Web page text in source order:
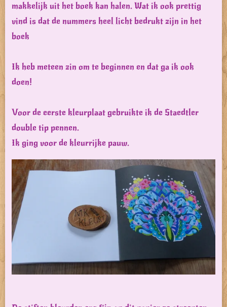
makkelijk uit het boek kan halen. Wat ik ook prettig
vind is dat de nummers heel licht bedrukt zijn in het
boek
Ik heb meteen zin om te beginnen en dat ga ik ook
doen!
Voor de eerste kleurplaat gebruikte ik de Staedtler
double tip pennen.
Ik ging voor de kleurrijke pauw.